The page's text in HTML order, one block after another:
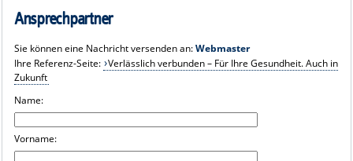
ZENTRALE EINRICHTUNGEN
PRESSE
ÜBER UNS
INTRANET
Ansprechpartner
Sie können eine Nachricht versenden an:Webmaster
Ihre Referenz-Seite: Verlässlich verbunden – Für Ihre Gesundheit. Auch in
Zukunft
Name:
Vorname: